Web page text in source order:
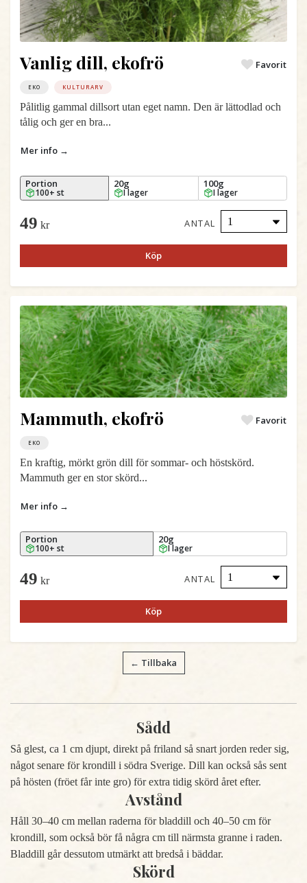
Vanlig dill, ekofrö Favorit
EKO KULTURARV
Pålitlig gammal dillsort utan eget namn. Den är lättodlad och
tålig och ger en bra...
Mer info →
Portion
100+ st
20g
I lager
100g
I lager
49 kr ANTAL
Köp
Mammuth, ekofrö Favorit
EKO
En kraftig, mörkt grön dill för sommar- och höstskörd.
Mammuth ger en stor skörd...
Mer info →
Portion
100+ st
20g
I lager
49 kr ANTAL
Köp
← Tillbaka
Sådd
Så glest, ca 1 cm djupt, direkt på friland så snart jorden reder sig,
något senare för krondill i södra Sverige. Dill kan också sås sent
på hösten (fröet får inte gro) för extra tidig skörd året efter.
Avstånd
Håll 30–40 cm mellan raderna för bladdill och 40–50 cm för
krondill, som också bör få några cm till närmsta granne i raden.
Bladdill går dessutom utmärkt att bredså i bäddar.
Skörd